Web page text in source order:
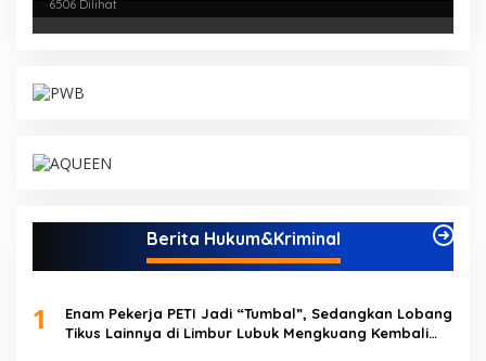
6506 Dilihat
Berita Hukum&Kriminal
1
Enam Pekerja PETI Jadi “Tumbal”, Sedangkan Lobang
Tikus Lainnya di Limbur Lubuk Mengkuang Kembali